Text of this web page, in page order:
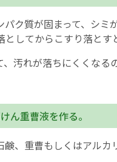
ク質が固まって、シミ
してからこすり落とす
、汚れが落ちにくくな
ん重曹液を作る。
、重曹もしくはアル
お産について
子の結びつき支援
予防接種